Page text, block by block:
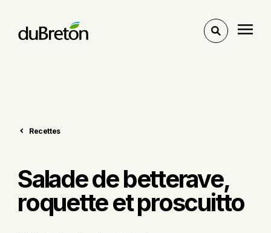
Voir
Recettes
Salade de betterave,
roquette et proscuitto